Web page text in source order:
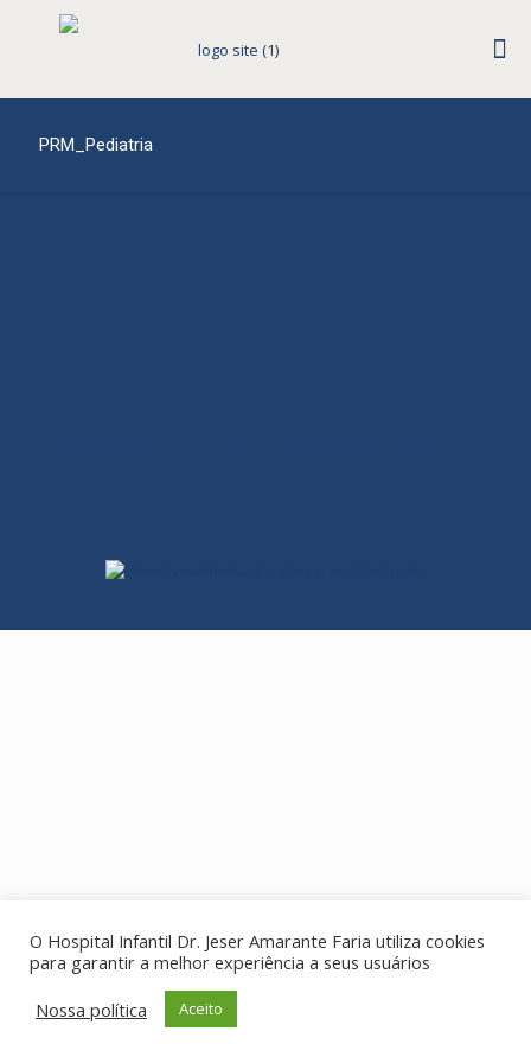
PRM_Pediatria
O Hospital Infantil Dr. Jeser Amarante Faria utiliza cookies
para garantir a melhor experiência a seus usuários
Nossa política
Aceito